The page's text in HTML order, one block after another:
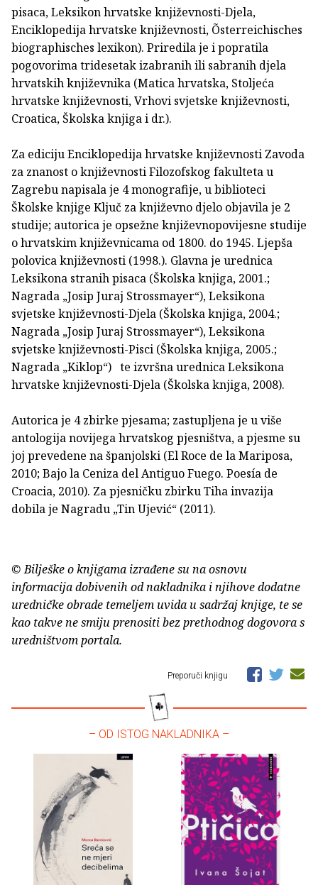
pisaca, Leksikon hrvatske književnosti-Djela,
Enciklopedija hrvatske književnosti, Õsterreichisches
biographisches lexikon). Priredila je i popratila
pogovorima tridesetak izabranih ili sabranih djela
hrvatskih književnika (Matica hrvatska, Stoljeća
hrvatske književnosti, Vrhovi svjetske književnosti,
Croatica, Školska knjiga i dr.).
Za ediciju Enciklopedija hrvatske književnosti Zavoda
za znanost o književnosti Filozofskog fakulteta u
Zagrebu napisala je 4 monografije, u biblioteci
Školske knjige Ključ za književno djelo objavila je 2
studije; autorica je opsežne književnopovijesne studije
o hrvatskim književnicama od 1800. do 1945. Ljepša
polovica književnosti (1998.). Glavna je urednica
Leksikona stranih pisaca (Školska knjiga, 2001.;
Nagrada „Josip Juraj Strossmayer“), Leksikona
svjetske književnosti-Djela (Školska knjiga, 2004.;
Nagrada „Josip Juraj Strossmayer“), Leksikona
svjetske književnosti-Pisci (Školska knjiga, 2005.;
Nagrada „Kiklop“) te izvršna urednica Leksikona
hrvatske književnosti-Djela (Školska knjiga, 2008).
Autorica je 4 zbirke pjesama; zastupljena je u više
antologija novijega hrvatskog pjesništva, a pjesme su
joj prevedene na španjolski (El Roce de la Mariposa,
2010; Bajo la Ceniza del Antiguo Fuego. Poesía de
Croacia, 2010). Za pjesničku zbirku Tiha invazija
dobila je Nagradu „Tin Ujević“ (2011).
© Bilješke o knjigama izrađene su na osnovu
informacija dobivenih od nakladnika i njihove dodatne
uredničke obrade temeljem uvida u sadržaj knjige, te se
kao takve ne smiju prenositi bez prethodnog dogovora s
uredništvom portala.
Preporuči knjigu
– OD ISTOG NAKLADNIKA –